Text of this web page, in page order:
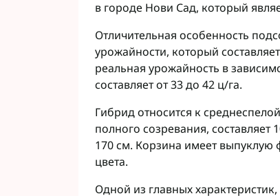
в городе Нови Сад, который
Отличительная особенность
урожайности, который
реальная урожайность в
составляет от 33 до 42 ц/га.
Гибрид относится к
полного созревания, составляет
170 см. Корзина имеет
цвета.
Одной из главных